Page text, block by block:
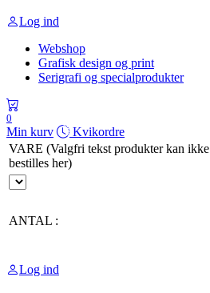
Log ind
Webshop
Grafisk design og print
Serigrafi og specialprodukter
0
Min kurv
Kvikordre
VARE (Valgfri tekst produkter kan ikke
bestilles her)
ANTAL :
Log ind